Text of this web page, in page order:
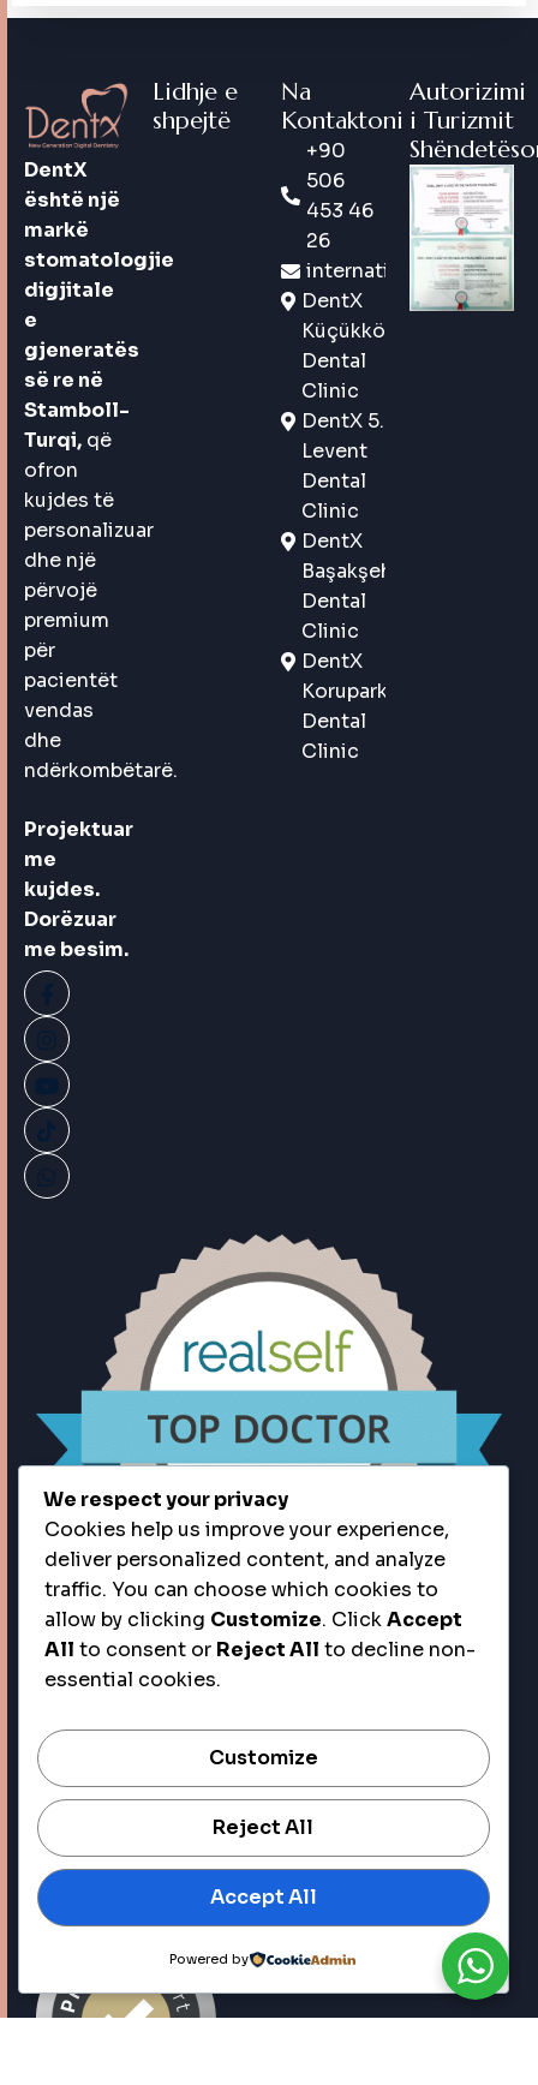
DentX
është një
markë
stomatologjie
digjitale
e
gjeneratës
së re në
Stamboll-
Turqi, që
ofron
kujdes të
personalizuar
dhe një
përvojë
premium
për
pacientët
vendas
dhe
ndërkombëtarë.
Projektuar
me
kujdes.
Dorëzuar
me besim.
Lidhje e
shpejtë
Na
Kontaktoni
+90
506
453 46
26
DentX
Küçükköy
Dental
Clinic
DentX 5.
Levent
Dental
Clinic
DentX
Başakşehir
Dental
Clinic
DentX
Korupark
Dental
Clinic
Autorizimi
i Turizmit
We respect your privacy
Cookies help us improve your experience,
deliver personalized content, and analyze
traffic. You can choose which cookies to
allow by clicking Customize. ClickAccept
All to consent or Reject All to decline non-
essential cookies.
Customize
Reject All
Accept All
Powered by